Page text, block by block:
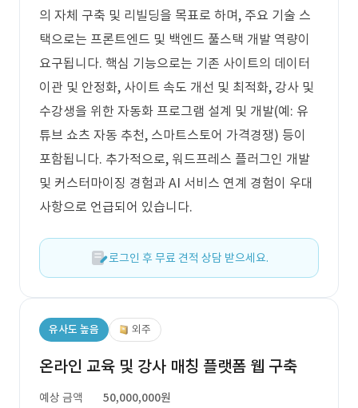
의 자체 구축 및 리빌딩을 목표로 하며, 주요 기술 스
택으로는 프론트엔드 및 백엔드 풀스택 개발 역량이
요구됩니다. 핵심 기능으로는 기존 사이트의 데이터
이관 및 안정화, 사이트 속도 개선 및 최적화, 강사 및
수강생을 위한 자동화 프로그램 설계 및 개발(예: 유
튜브 쇼츠 자동 추천, 스마트스토어 가격경쟁) 등이
포함됩니다. 추가적으로, 워드프레스 플러그인 개발
및 커스터마이징 경험과 AI 서비스 연계 경험이 우대
사항으로 언급되어 있습니다.
로그인 후 무료 견적 상담 받으세요.
유사도 높음 외주
온라인 교육 및 강사 매칭 플랫폼 웹 구축
예상 금액
50,000,000원